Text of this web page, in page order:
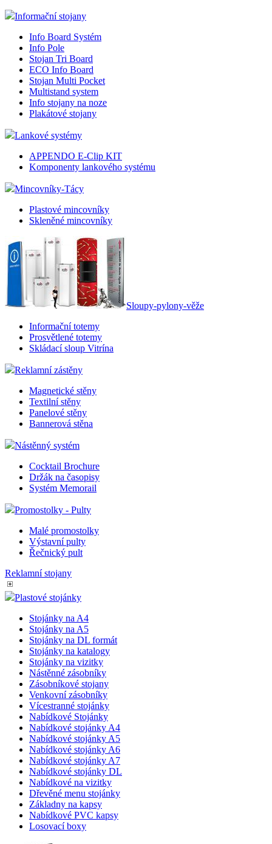
Informační stojany
Info Board Systém
Info Pole
Stojan Tri Board
ECO Info Board
Stojan Multi Pocket
Multistand system
Info stojany na noze
Plakátové stojany
Lankové systémy
APPENDO E-Clip KIT
Komponenty lankového systému
Mincovníky-Tácy
Plastové mincovníky
Skleněné mincovníky
Sloupy-pylony-věže
Informační totemy
Prosvětlené totemy
Skládací sloup Vitrína
Reklamní zástěny
Magnetické stěny
Textilní stěny
Panelové stěny
Bannerová stěna
Nástěnný systém
Cocktail Brochure
Držák na časopisy
Systém Memorail
Promostolky - Pulty
Malé promostolky
Výstavní pulty
Řečnický pult
Reklamní stojany
Plastové stojánky
Stojánky na A4
Stojánky na A5
Stojánky na DL formát
Stojánky na katalogy
Stojánky na vizitky
Nástěnné zásobníky
Zásobníkové stojany
Venkovní zásobníky
Vícestranné stojánky
Nabídkové Stojánky
Nabídkové stojánky A4
Nabídkové stojánky A5
Nabídkové stojánky A6
Nabídkové stojánky A7
Nabídkové stojánky DL
Nabídkové na vizitky
Dřevěné menu stojánky
Základny na kapsy
Nabídkové PVC kapsy
Losovací boxy